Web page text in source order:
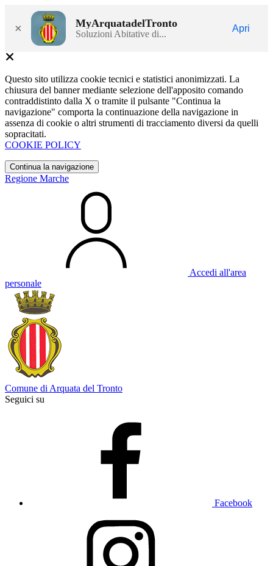
× MyArquatadelTronto
Soluzioni Abitative di...
Apri
Questo sito utilizza cookie tecnici e statistici anonimizzati. La
chiusura del banner mediante selezione dell'apposito comando
contraddistinto dalla X o tramite il pulsante "Continua la
navigazione" comporta la continuazione della navigazione in
assenza di cookie o altri strumenti di tracciamento diversi da quelli
sopracitati.
COOKIE POLICY
Continua la navigazione
Regione Marche
Accedi all'area
personale
Comune di Arquata del Tronto
Seguici su
Facebook